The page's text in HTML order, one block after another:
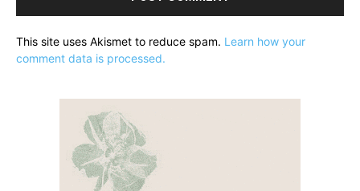
This site uses Akismet to reduce spam. Learn how your
comment data is processed.